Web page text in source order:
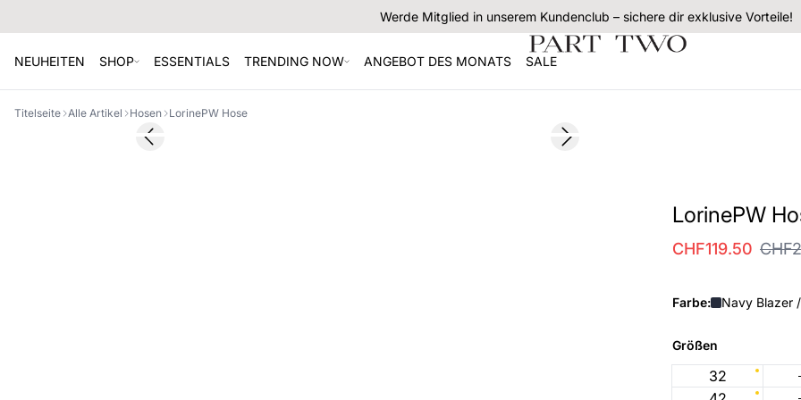
Werde Mitglied in unserem Kundenclub – sichere dir exklusive Vorteile!
NEUHEITEN SHOP ESSENTIALS TRENDING NOW ANGEBOT DES MONATS SALE
Titelseite Alle Artikel Hosen LorinePW Hose
SALEPrevious slide Next slide
LorinePW
CHF119.50
Farbe: Navy Blazer
Größen
32